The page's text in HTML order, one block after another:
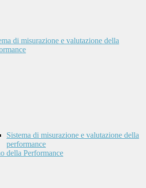
di misurazione e valutazione della
Sistema di misurazione e valutazione della
performance
della Performance